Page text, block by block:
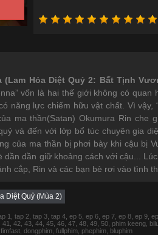
(Lam Hỏa Diệt Quỷ 2: Bất Tịnh
vốn là hai thế giới không có quan
năng lực chiếm hữu vật chất. Vì vậy,
ma thần(Satan) Okumura Rin che
và đến với lớp bổ túc chuyên gia
của ma thần bị phơi bày khi cậu bị
dần dần giữ khoảng cách với cậu...
cắp, Rin và các bạn bè rơi vào tình
Diệt Quỷ (Mùa 2)
1, tap 2, tap 3, tap 4, ep 5, ep 6, ep 7, ep 8, ep 9,
42, 43, 44, 45, 46, 47, 48, 49, 50, phim keeng,
dongphim, fullphim, phephim, bluphim